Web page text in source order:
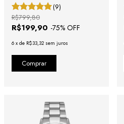
(9)
R$199,90 -75% OFF
R$799,80
6 x de R$33,32 sem juros